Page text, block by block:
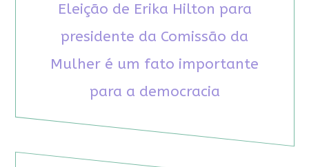
Eleição de Erika Hilton para
presidente da Comissão da
Mulher é um fato importante
para a democracia